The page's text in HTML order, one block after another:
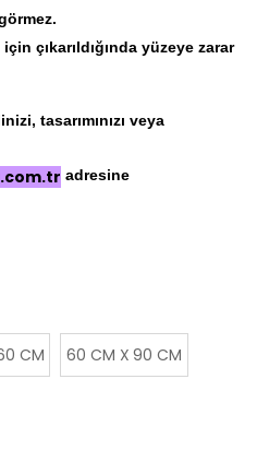
çıkarıldığında yüzeye zarar
tasarımınızı veya
adresine
CM 60 CM X 90 CM